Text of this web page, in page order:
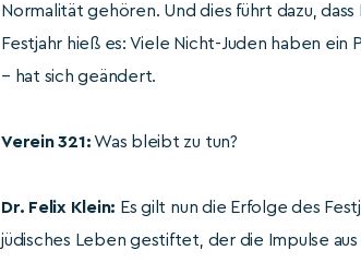
Normalität gehören. Und dies führt dazu,
Festjahr hieß es: Viele Nicht-Juden haben
– hat sich geändert.
Verein 321:Was bleibt zu tun?
Dr. Felix Klein: Es gilt nun die Erfolge des
jüdisches Leben gestiftet, der die Impulse